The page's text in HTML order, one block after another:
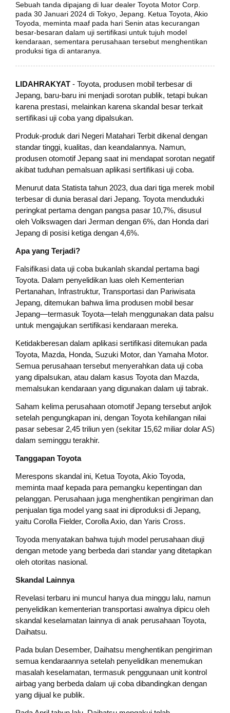
Sebuah tanda dipajang di luar dealer Toyota Motor Corp.
pada 30 Januari 2024 di Tokyo, Jepang. Ketua Toyota, Akio
Toyoda, meminta maaf pada hari Senin atas kecurangan
besar-besaran dalam uji sertifikasi untuk tujuh model
kendaraan, sementara perusahaan tersebut menghentikan
produksi tiga di antaranya.
LIDAHRAKYAT - Toyota, produsen mobil terbesar di
Jepang, baru-baru ini menjadi sorotan publik, tetapi bukan
karena prestasi, melainkan karena skandal besar terkait
sertifikasi uji coba yang dipalsukan.
Produk-produk dari Negeri Matahari Terbit dikenal dengan
standar tinggi, kualitas, dan keandalannya. Namun,
produsen otomotif Jepang saat ini mendapat sorotan negatif
akibat tuduhan pemalsuan aplikasi sertifikasi uji coba.
Menurut data Statista tahun 2023, dua dari tiga merek mobil
terbesar di dunia berasal dari Jepang. Toyota menduduki
peringkat pertama dengan pangsa pasar 10,7%, disusul
oleh Volkswagen dari Jerman dengan 6%, dan Honda dari
Jepang di posisi ketiga dengan 4,6%.
Apa yang Terjadi?
Falsifikasi data uji coba bukanlah skandal pertama bagi
Toyota. Dalam penyelidikan luas oleh Kementerian
Pertanahan, Infrastruktur, Transportasi dan Pariwisata
Jepang, ditemukan bahwa lima produsen mobil besar
Jepang—termasuk Toyota—telah menggunakan data palsu
untuk mengajukan sertifikasi kendaraan mereka.
Ketidakberesan dalam aplikasi sertifikasi ditemukan pada
Toyota, Mazda, Honda, Suzuki Motor, dan Yamaha Motor.
Semua perusahaan tersebut menyerahkan data uji coba
yang dipalsukan, atau dalam kasus Toyota dan Mazda,
memalsukan kendaraan yang digunakan dalam uji tabrak.
Saham kelima perusahaan otomotif Jepang tersebut anjlok
setelah pengungkapan ini, dengan Toyota kehilangan nilai
pasar sebesar 2,45 triliun yen (sekitar 15,62 miliar dolar AS)
dalam seminggu terakhir.
Tanggapan Toyota
Merespons skandal ini, Ketua Toyota, Akio Toyoda,
meminta maaf kepada para pemangku kepentingan dan
pelanggan. Perusahaan juga menghentikan pengiriman dan
penjualan tiga model yang saat ini diproduksi di Jepang,
yaitu Corolla Fielder, Corolla Axio, dan Yaris Cross.
Toyoda menyatakan bahwa tujuh model perusahaan diuji
dengan metode yang berbeda dari standar yang ditetapkan
oleh otoritas nasional.
Skandal Lainnya
Revelasi terbaru ini muncul hanya dua minggu lalu, namun
penyelidikan kementerian transportasi awalnya dipicu oleh
skandal keselamatan lainnya di anak perusahaan Toyota,
Daihatsu.
Pada bulan Desember, Daihatsu menghentikan pengiriman
semua kendaraannya setelah penyelidikan menemukan
masalah keselamatan, termasuk penggunaan unit kontrol
airbag yang berbeda dalam uji coba dibandingkan dengan
yang dijual ke publik.